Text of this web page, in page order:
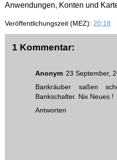
Anwendungen, Konten und
Veröffentlichungszeit (MEZ): 20:18
1 Kommentar:
Anonym 23 September,
Bankräuber saßen
Bankschalter. Nix Neues !
Antworten